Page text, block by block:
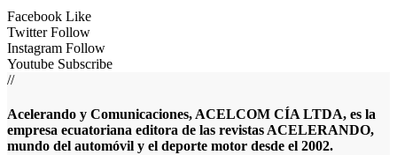
Facebook Like
Twitter Follow
Instagram Follow
Youtube Subscribe
//
Acelerando y Comunicaciones, ACELCOM CÍA LTDA, es la
empresa ecuatoriana editora de las revistas ACELERANDO,
mundo del automóvil y el deporte motor desde el 2002.